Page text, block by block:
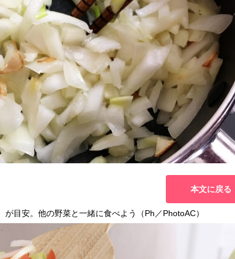
本文に戻る
目安。他の野菜と一緒に食べよう（Ph／PhotoAC）